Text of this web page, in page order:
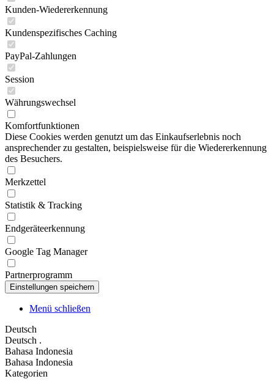
Kunden-Wiedererkennung
Kundenspezifisches Caching
PayPal-Zahlungen
Session
Währungswechsel
Komfortfunktionen
Diese Cookies werden genutzt um das Einkaufserlebnis noch
ansprechender zu gestalten, beispielsweise für die Wiedererkennung
des Besuchers.
Merkzettel
Statistik & Tracking
Endgeräteerkennung
Google Tag Manager
Partnerprogramm
Menü schließen
Deutsch
Deutsch .
Bahasa Indonesia
Bahasa Indonesia
Kategorien